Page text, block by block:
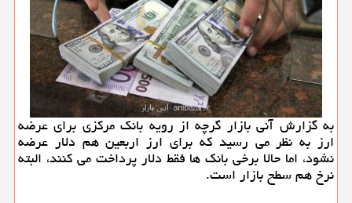
به گزارش آنی بازار گرچه از رویه بانك مركزی برای عرضه
ارز به نظر می رسید كه برای ارز اربعین هم دلار عرضه
نشود، اما حالا برخی بانك ها فقط دلار پرداخت می كنند، البته
نرخ هم سطح بازار است.